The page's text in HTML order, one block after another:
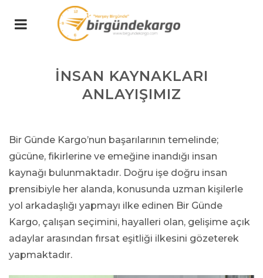
İNSAN KAYNAKLARI
ANLAYIŞIMIZ
Bir Günde Kargo’nun başarılarının temelinde;
gücüne, fikirlerine ve emeğine inandığı insan
kaynağı bulunmaktadır. Doğru işe doğru insan
prensibiyle her alanda, konusunda uzman kişilerle
yol arkadaşlığı yapmayı ilke edinen Bir Günde
Kargo, çalışan seçimini, hayalleri olan, gelişime açık
adaylar arasından fırsat eşitliği ilkesini gözeterek
yapmaktadır.